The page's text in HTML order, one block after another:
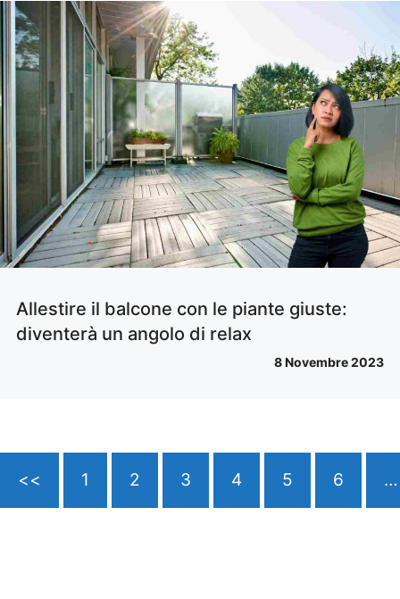
Allestire il balcone con le piante giuste:
diventerà un angolo di relax
8 Novembre 2023
<< 1 2 3 4 5 6 …